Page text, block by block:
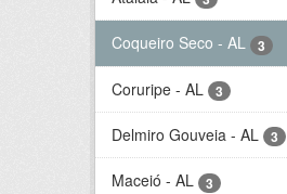
Coqueiro Seco - AL 3
Coruripe - AL 3
Delmiro Gouveia - AL 3
Maceió - AL 3